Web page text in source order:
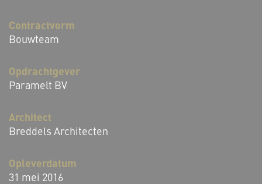
Contractvorm
Bouwteam
Opdrachtgever
Paramelt BV
Architect
Breddels Architecten
Opleverdatum
31 mei 2016